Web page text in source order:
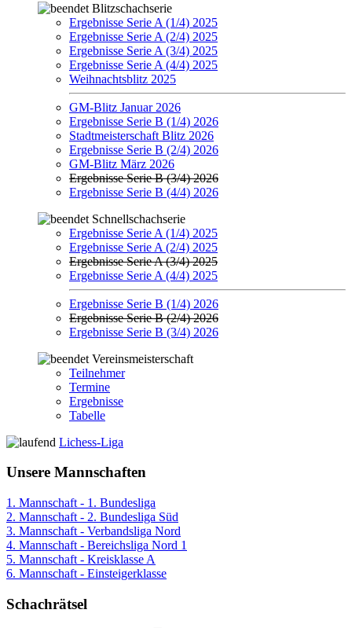
Blitzschachserie
Ergebnisse Serie A (1/4) 2025
Ergebnisse Serie A (2/4) 2025
Ergebnisse Serie A (3/4) 2025
Ergebnisse Serie A (4/4) 2025
Weihnachtsblitz 2025
GM-Blitz Januar 2026
Ergebnisse Serie B (1/4) 2026
Stadtmeisterschaft Blitz 2026
Ergebnisse Serie B (2/4) 2026
GM-Blitz März 2026
Ergebnisse Serie B (3/4) 2026
Ergebnisse Serie B (4/4) 2026
Schnellschachserie
Ergebnisse Serie A (1/4) 2025
Ergebnisse Serie A (2/4) 2025
Ergebnisse Serie A (3/4) 2025
Ergebnisse Serie A (4/4) 2025
Ergebnisse Serie B (1/4) 2026
Ergebnisse Serie B (2/4) 2026
Ergebnisse Serie B (3/4) 2026
Vereinsmeisterschaft
Teilnehmer
Termine
Ergebnisse
Tabelle
Lichess-Liga
Unsere Mannschaften
1. Mannschaft - 1. Bundesliga
2. Mannschaft - 2. Bundesliga Süd
3. Mannschaft - Verbandsliga Nord
4. Mannschaft - Bereichsliga Nord 1
5. Mannschaft - Kreisklasse A
6. Mannschaft - Einsteigerklasse
Schachrätsel